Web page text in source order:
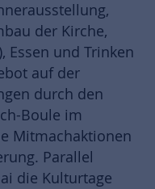
der Kirche,
Essen und Trinken
auf der
durch den
Boule im
Mitmachaktionen
Parallel
die Kulturtage